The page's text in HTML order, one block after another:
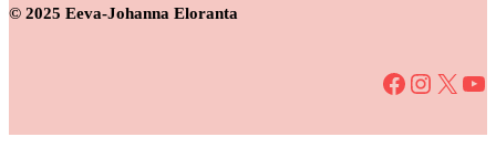
© 2025 Eeva-Johanna Eloranta
Facebook Instagram X YouTube